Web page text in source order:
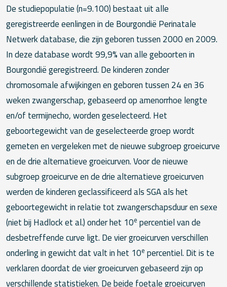
De studiepopulatie (n=9.100) bestaat uit alle
geregistreerde eenlingen in de Bourgondië Perinatale
Netwerk database, die zijn geboren tussen 2000 en 2009.
In deze database wordt 99,9% van alle geboorten in
Bourgondië geregistreerd. De kinderen zonder
chromosomale afwijkingen en geboren tussen 24 en 36
weken zwangerschap, gebaseerd op amenorrhoe lengte
en/of termijnecho, worden geselecteerd. Het
geboortegewicht van de geselecteerde groep wordt
gemeten en vergeleken met de nieuwe subgroep groeicurve
en de drie alternatieve groeicurven. Voor de nieuwe
subgroep groeicurve en de drie alternatieve groeicurven
werden de kinderen geclassificeerd als SGA als het
geboortegewicht in relatie tot zwangerschapsduur en sexe
(niet bij Hadlock et al.) onder het 10e percentiel van de
desbetreffende curve ligt. De vier groeicurven verschillen
onderling in gewicht dat valt in het 10e percentiel. Dit is te
verklaren doordat de vier groeicurven gebaseerd zijn op
verschillende statistieken. De beide foetale groeicurven